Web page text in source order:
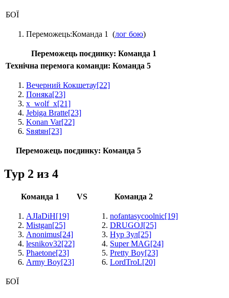
БОЇ
Переможець:Команда 1 (лог бою)
Переможець поєдинку: Команда 1
Технічна перемога команди: Команда 5
Вечерний Кокшетау[22]
Поняка[23]
x_wolf_x[21]
Jebiga Bratte[23]
Konan Var[22]
Sвяtян[23]
Переможець поєдинку: Команда 5
Тур 2 из 4
Команда 1 VS Команда 2
AJIaDiH[19]
Mistgan[25]
Anonimus[24]
lesnikov32[22]
Phaetone[23]
Army Boy[23]
nofantasycoolnic[19]
DRUGOJ[25]
Нур Зул[25]
Super MAG[24]
Pretty Boy[23]
LordTroL[20]
БОЇ